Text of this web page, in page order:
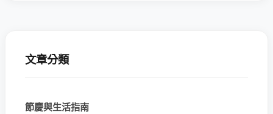
文章分類
節慶與生活指南